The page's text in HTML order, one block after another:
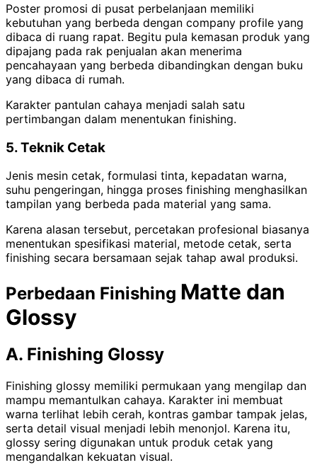
Poster promosi di pusat perbelanjaan memiliki
kebutuhan yang berbeda dengan company profile yang
dibaca di ruang rapat. Begitu pula kemasan produk yang
dipajang pada rak penjualan akan menerima
pencahayaan yang berbeda dibandingkan dengan buku
yang dibaca di rumah.
Karakter pantulan cahaya menjadi salah satu
pertimbangan dalam menentukan finishing.
5. Teknik Cetak
Jenis mesin cetak, formulasi tinta, kepadatan warna,
suhu pengeringan, hingga proses finishing menghasilkan
tampilan yang berbeda pada material yang sama.
Karena alasan tersebut, percetakan profesional biasanya
menentukan spesifikasi material, metode cetak, serta
finishing secara bersamaan sejak tahap awal produksi.
Perbedaan Finishing Matte dan
Glossy
A. Finishing Glossy
Finishing glossy memiliki permukaan yang mengilap dan
mampu memantulkan cahaya. Karakter ini membuat
warna terlihat lebih cerah, kontras gambar tampak jelas,
serta detail visual menjadi lebih menonjol. Karena itu,
glossy sering digunakan untuk produk cetak yang
mengandalkan kekuatan visual.